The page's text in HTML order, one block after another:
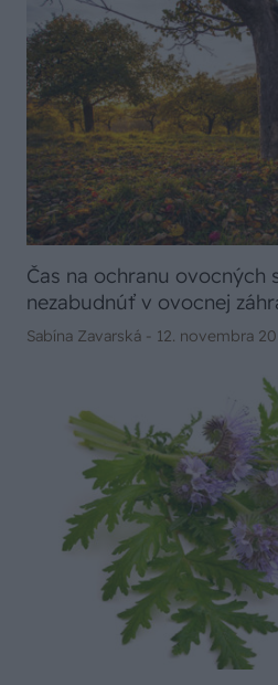
Čas na ochranu ovocných
nezabudnúť v ovocnej
Sabína Zavarská - 12. novembra